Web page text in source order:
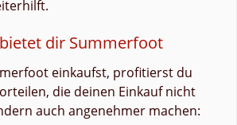
dir Summerfoot
einkaufst, profitierst du
die deinen Einkauf nicht
auch angenehmer machen: